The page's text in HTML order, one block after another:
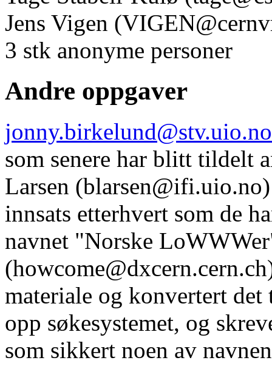
Jens Vigen
3 stk anonyme personer
Andre oppgaver
jonny.birkelund@stv.uio.no
som senere har blitt tildelt
Larsen
innsats etterhvert som de
navnet "Norske
materiale og konvertert
opp søkesystemet, og
som sikkert noen av